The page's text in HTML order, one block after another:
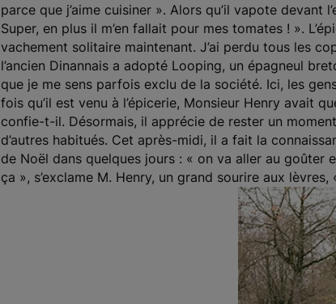
parce que j’aime cuisiner ». Alors qu’il vapote devant
Super, en plus il m’en fallait pour mes tomates ! ».
vachement solitaire maintenant. J’ai perdu tous les
l’ancien Dinannais a adopté Looping, un épagneul
que je me sens parfois exclu de la société. Ici, les
fois qu’il est venu à l’épicerie, Monsieur Henry avait
confie-t-il. Désormais, il apprécie de rester un
d’autres habitués. Cet après-midi, il a fait la
de Noël dans quelques jours : « on va aller au goûter
ça », s’exclame M. Henry, un grand sourire aux